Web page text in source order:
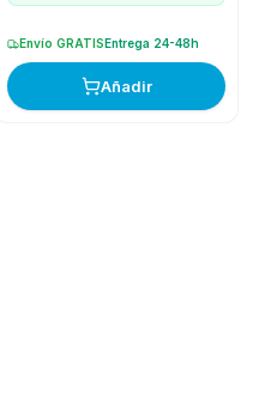
Envío GRATIS Entrega 24-48h
Añadir